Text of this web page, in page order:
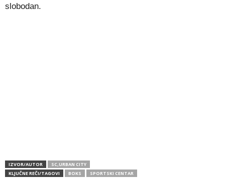
slobodan.
IZVOR/AUTOR
SC,URBAN CITY
KLJUČNE REČI/TAGOVI
BOKS SPORTSKI CENTAR